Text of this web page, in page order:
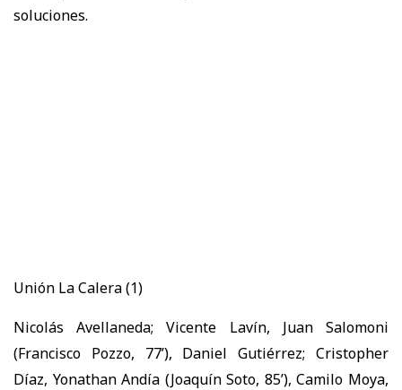
soluciones.
Unión La Calera (1)
Nicolás Avellaneda; Vicente Lavín, Juan Salomoni
(Francisco Pozzo, 77’), Daniel Gutiérrez; Cristopher
Díaz, Yonathan Andía (Joaquín Soto, 85’), Camilo Moya,